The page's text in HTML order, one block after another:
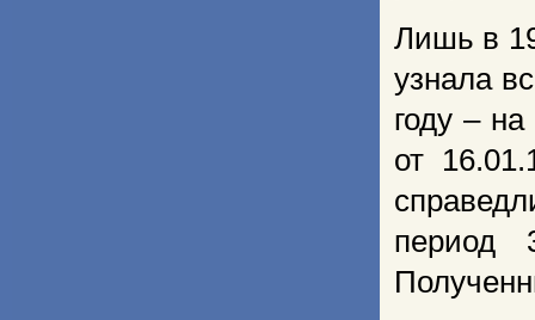
Лишь в
узнала
году –
от
период